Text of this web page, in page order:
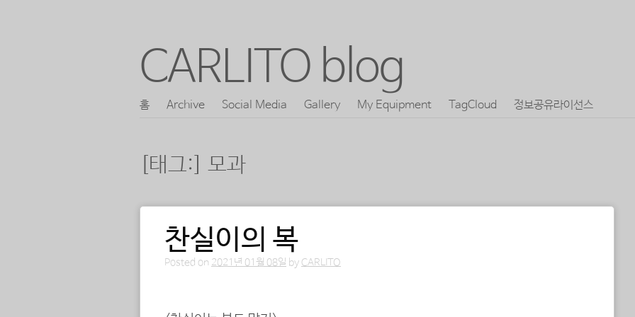
CARLITO blog
콘
로
홈 Archive Social Media Gallery My Equipment TagCloud 정보공유라이선스
[태그:] 모과
포스트 내비게이션
찬실이의 복
Posted on 2021년 01월 08일 by CARLITO